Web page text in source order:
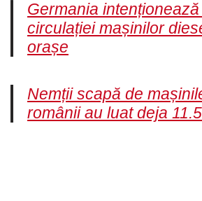
Germania
circulației mașinilor
orașe
Nemții scapă de
românii au luat deja